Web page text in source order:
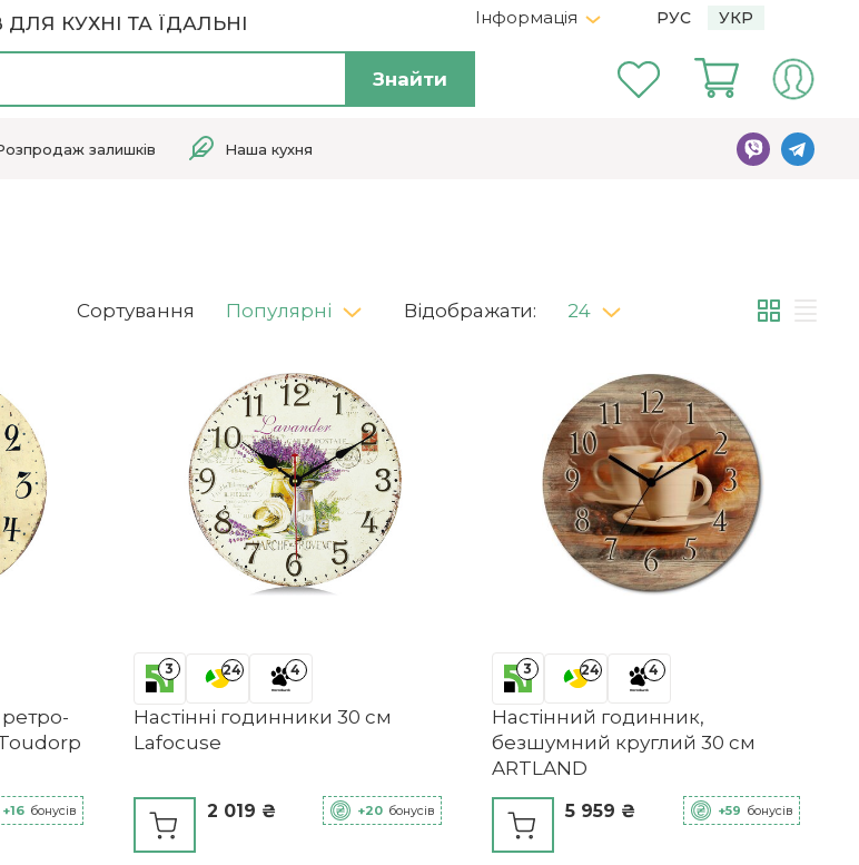
КУХНІ ТА ЇДАЛЬНІ
Знайти
Інформація РУС УКР
залишків Наша кухня
Сортування Популярні Відображати: 24
+16 бонусів
3 24 4
Настінні годинники 30 см
Lafocuse
2 019 ₴ +20 бонусів
3 24 4
Настінний годинник,
безшумний круглий 30 см
ARTLAND
5 959 ₴ +59 бонусів